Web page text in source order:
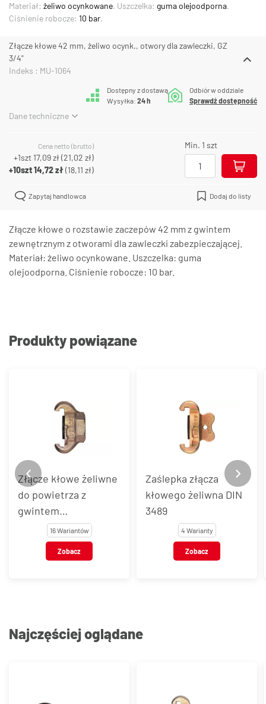
Materiał: żeliwo ocynkowane. Uszczelka: guma olejoodporna.
Ciśnienie robocze: 10 bar.
Złącze kłowe 42 mm, żeliwo ocynk., otwory dla zawleczki, GZ
3/4"
Indeks : MU-1064
Dostępny z dostawą
Wysyłka: 24 h
Odbiór w oddziale
Sprawdź dostępność
Dane techniczne
Cena netto (brutto)
+1szt 17,09 zł(21,02 zł)
+10szt14,72 zł(18,11 zł)
Min. 1 szt
Zapytaj handlowca Dodaj do listy
Złącze kłowe o rozstawie zaczepów 42 mm z gwintem
zewnętrznym z otworami dla zawleczki zabezpieczającej.
Materiał: żeliwo ocynkowane. Uszczelka: guma
olejoodporna. Ciśnienie robocze: 10 bar.
Produkty powiązane
Złącze kłowe żeliwne
do powietrza z
gwintem
wewnętrznym DIN
16 Wariantów
Zobacz
Zaślepka złącza
kłowego żeliwna DIN
3489
4 Warianty
Zobacz
Najczęściej oglądane